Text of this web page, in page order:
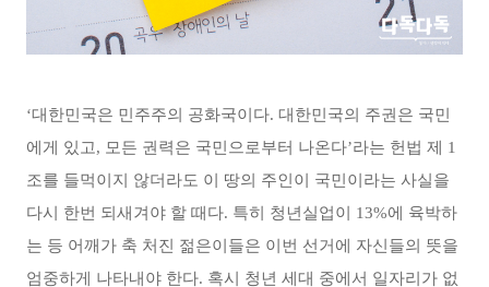
‘대한민국은 민주주의 공화국이다. 대한민국의 주권은 국민
에게 있고, 모든 권력은 국민으로부터 나온다’라는 헌법 제 1
조를 들먹이지 않더라도 이 땅의 주인이 국민이라는 사실을
다시 한번 되새겨야 할 때다. 특히 청년실업이 13%에 육박하
는 등 어깨가 축 처진 젊은이들은 이번 선거에 자신들의 뜻을
엄중하게 나타내야 한다. 혹시 청년 세대 중에서 일자리가 없